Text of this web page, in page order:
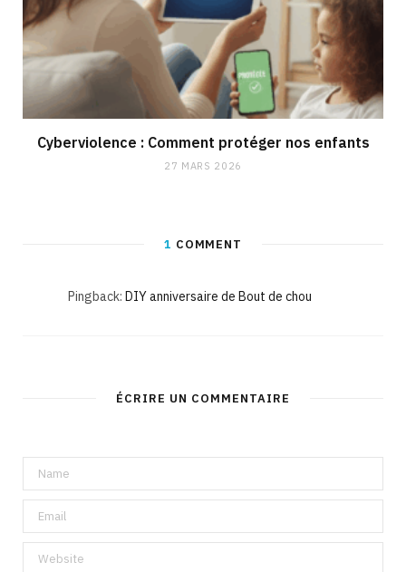
Cyberviolence : Comment protéger nos enfants
27 MARS 2026
1 COMMENT
Pingback: DIY anniversaire de Bout de chou
ÉCRIRE UN COMMENTAIRE